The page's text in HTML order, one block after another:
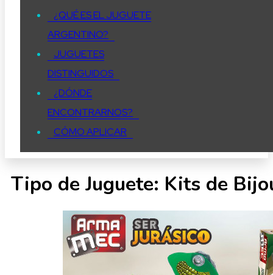
¿QUÉ ES EL JUGUETE
ARGENTINO?
JUGUETES
DISTINGUIDOS
¿DÓNDE
ENCONTRARNOS?
CÓMO APLICAR
Tipo de Juguete: Kits de